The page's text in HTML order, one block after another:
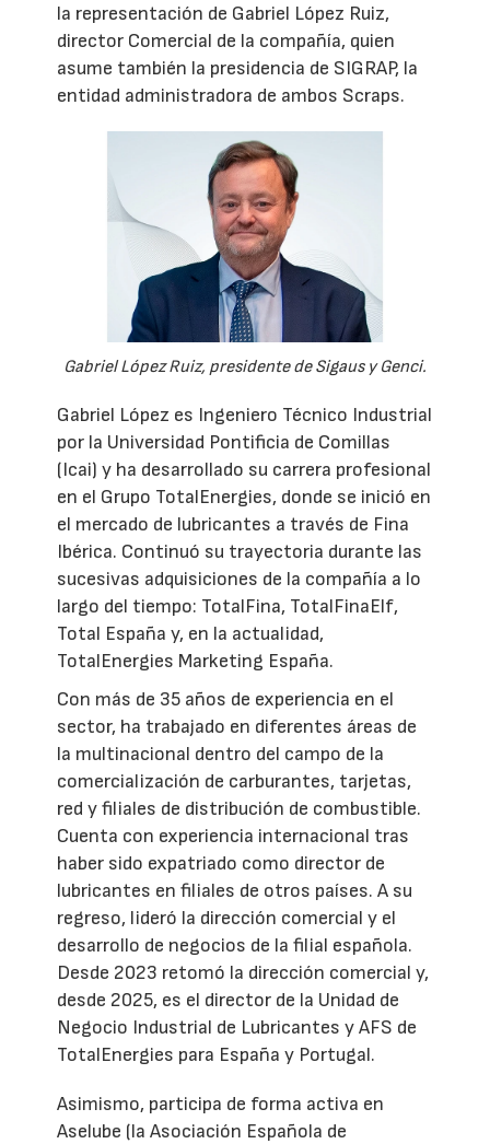
la representación de Gabriel López Ruiz,
director Comercial de la compañía, quien
asume también la presidencia de SIGRAP, la
entidad administradora de ambos Scraps.
Gabriel López Ruiz, presidente de Sigaus y Genci.
Gabriel López es Ingeniero Técnico Industrial
por la Universidad Pontificia de Comillas
(Icai) y ha desarrollado su carrera profesional
en el Grupo TotalEnergies, donde se inició en
el mercado de lubricantes a través de Fina
Ibérica. Continuó su trayectoria durante las
sucesivas adquisiciones de la compañía a lo
largo del tiempo: TotalFina, TotalFinaElf,
Total España y, en la actualidad,
TotalEnergies Marketing España.
Con más de 35 años de experiencia en el
sector, ha trabajado en diferentes áreas de
la multinacional dentro del campo de la
comercialización de carburantes, tarjetas,
red y filiales de distribución de combustible.
Cuenta con experiencia internacional tras
haber sido expatriado como director de
lubricantes en filiales de otros países. A su
regreso, lideró la dirección comercial y el
desarrollo de negocios de la filial española.
Desde 2023 retomó la dirección comercial y,
desde 2025, es el director de la Unidad de
Negocio Industrial de Lubricantes y AFS de
TotalEnergies para España y Portugal.
Asimismo, participa de forma activa en
Aselube (la Asociación Española de